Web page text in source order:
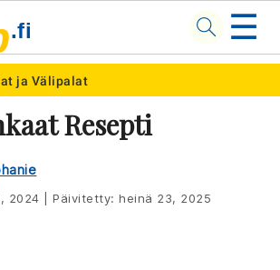
.fi ☰
ja Välipalat
Resepti
2024 Päivitetty:heinä 23, 2025